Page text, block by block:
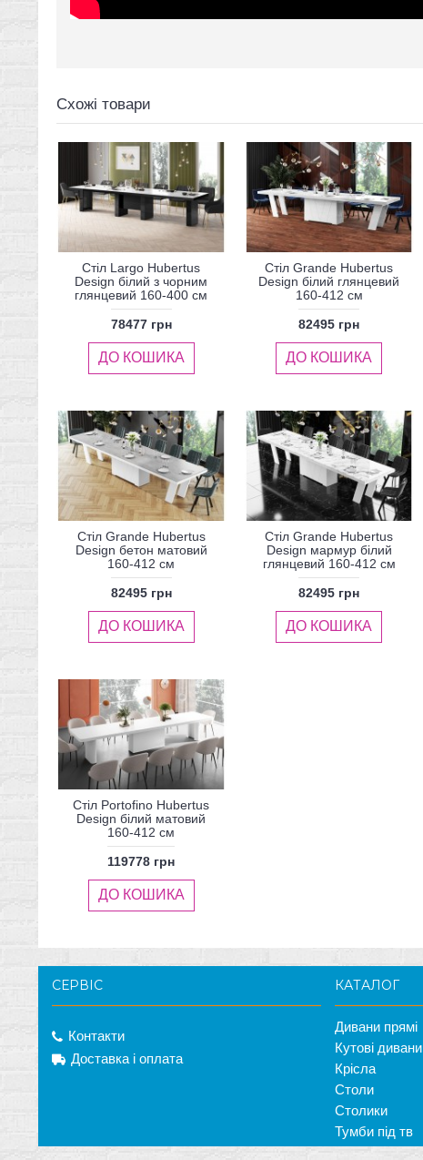
Схожі товари
Стіл Largo Hubertus
Design білий з чорним
глянцевий 160-400 см
78477 грн
ДО КОШИКА
Стіл Grande Hubertus
Design білий глянцевий
160-412 см
82495 грн
ДО КОШИКА
Стіл Grande Hubertus
Design бетон матовий
160-412 см
82495 грн
ДО КОШИКА
Стіл Grande Hubertus
Design мармур білий
глянцевий 160-412 см
82495 грн
ДО КОШИКА
Стіл Portofino Hubertus
Design білий матовий
160-412 см
119778 грн
ДО КОШИКА
СЕРВІС
Контакти
Доставка і оплата
КАТАЛОГ
Дивани прямі
Кутові дивани
Крісла
Столи
Столики
Тумби під тв